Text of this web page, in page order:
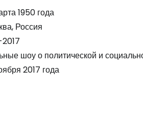
1950 года
Россия
2017
шоу о политической и
2017 года